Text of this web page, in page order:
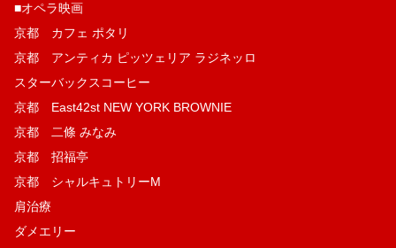
■オペラ映画
京都 カフェ ポタリ
京都 アンティカ ピッツェリア ラジネッロ
スターバックスコーヒー
京都 East42st NEW YORK BROWNIE
京都 二條 みなみ
京都 招福亭
京都 シャルキュトリーM
肩治療
ダメエリー